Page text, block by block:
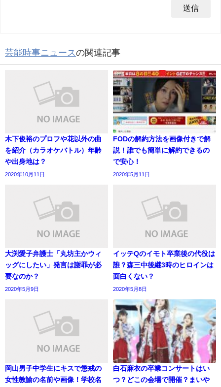
芸能時事ニュースの関連記事
木下俊裕のプロフや花以外の曲
を紹介（カラオケバトル）年齢
や出身地は？
2020年10月11日
FODの解約方法を画像付きで解
説！誰でも簡単に解約できるの
で安心！
2020年5月11日
大渕愛子弁護士「丸坊主かウィ
ッグにしたい」発言は謝罪が必
要なのか？
2020年5月9日
イッテQのイモト卒業後の代役は
誰？森三中後継3時のヒロインは
面白くない？
2020年5月8日
岡山男子中学生にキスで懲戒の
女性教諭の名前や画像！学校名
白石麻衣の卒業コンサートはい
つ？どこの会場で開催？まいや